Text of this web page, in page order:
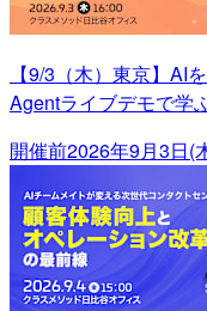
【9/3（木）東京】AI
Agentライブデモで学
開催前2026年9月3日(